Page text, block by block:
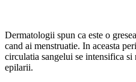
Dermatologii spun ca este o
cand ai menstruatie. In aceasta
circulatia sangelui se intensifica
epilarii.